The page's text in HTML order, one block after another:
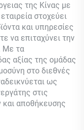
της Κίνας με
στοχεύει
και υπηρεσίες
να επιταχύνει την
Με τα
αξίας της ομάδας
στο διεθνές
ως
στις
αποθήκευσης